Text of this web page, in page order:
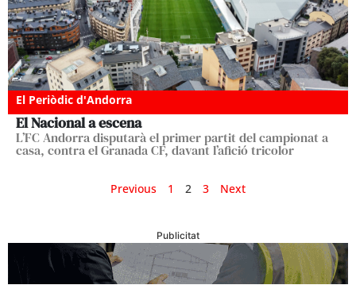
El Periòdic d'Andorra
El Nacional a escena
L’FC Andorra disputarà el primer partit del campionat a
casa, contra el Granada CF, davant l’afició tricolor
Previous 1 2 3 Next
Publicitat